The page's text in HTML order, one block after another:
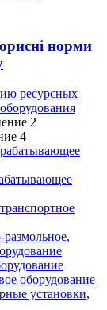
норми
ресурсных
2
4
оборудование
установки,